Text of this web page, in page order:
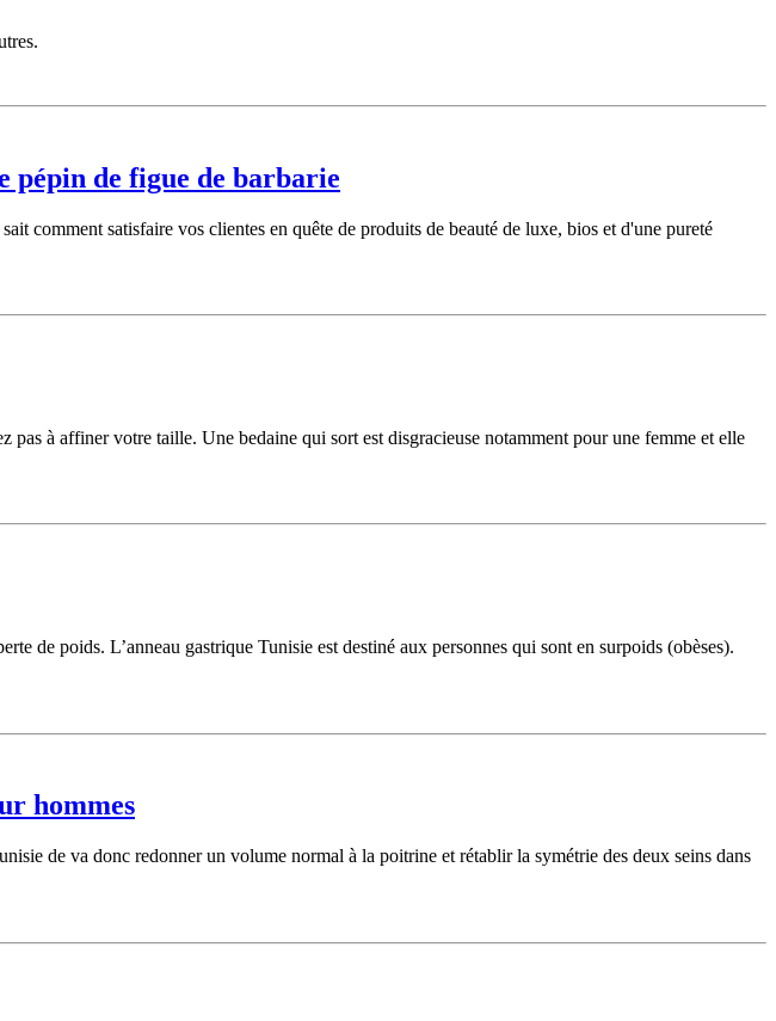
pépin de figue de barbarie
comment satisfaire vos clientes en quête de produits de beauté de luxe, bios et d'une pureté
à affiner votre taille. Une bedaine qui sort est disgracieuse notamment pour une femme et elle
de poids. L’anneau gastrique Tunisie est destiné aux personnes qui sont en surpoids (obèses).
hommes
de va donc redonner un volume normal à la poitrine et rétablir la symétrie des deux seins dans